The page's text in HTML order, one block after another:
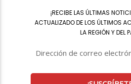
¡RECIBE LAS ÚLTIMAS
ACTUALIZADO DE LOS ÚLTIMOS
LA REGIÓN Y DEL